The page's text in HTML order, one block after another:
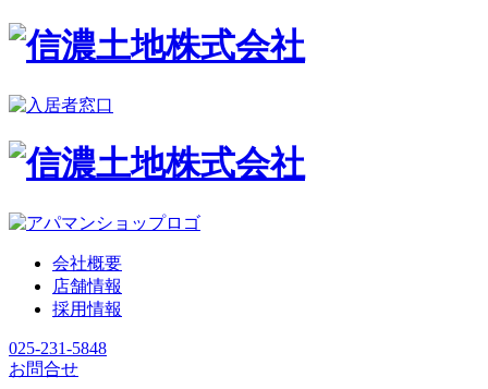
会社概要
店舗情報
採用情報
025-231-5848
お問合せ